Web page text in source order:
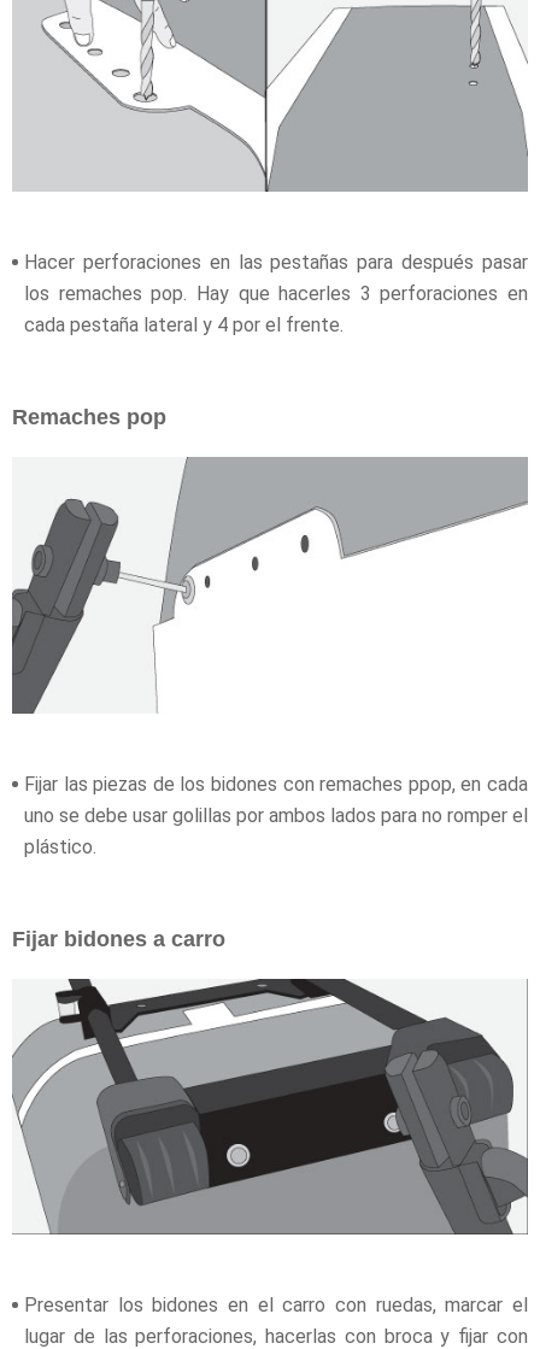
Hacer perforaciones en las pestañas para después pasar
los remaches pop. Hay que hacerles 3 perforaciones en
cada pestaña lateral y 4 por el frente.
Remaches pop
Fijar las piezas de los bidones con remaches ppop, en cada
uno se debe usar golillas por ambos lados para no romper el
plástico.
Fijar bidones a carro
Presentar los bidones en el carro con ruedas, marcar el
lugar de las perforaciones, hacerlas con broca y fijar con